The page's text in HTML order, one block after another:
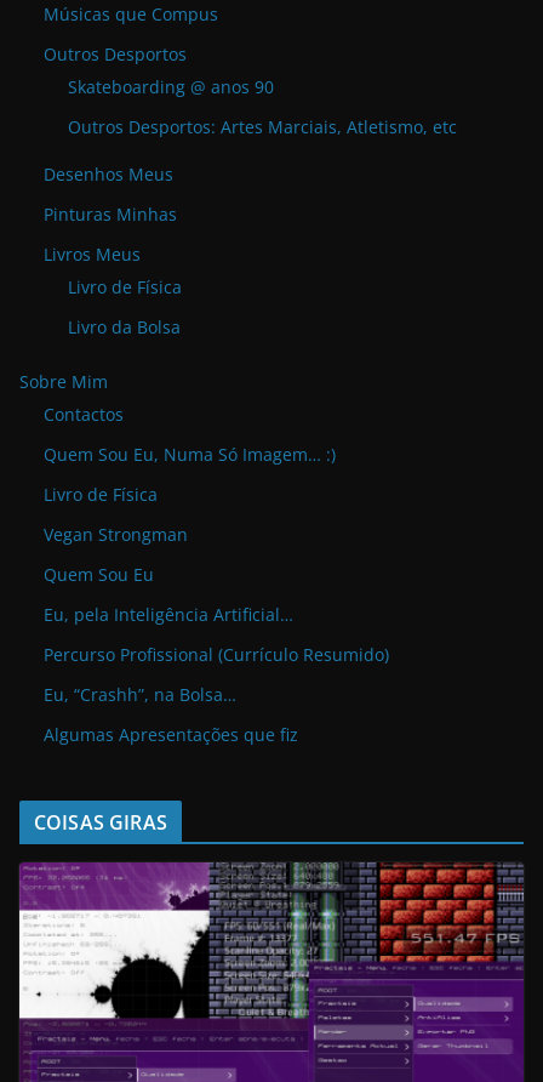
Músicas que Compus
Outros Desportos
Skateboarding @ anos 90
Outros Desportos: Artes Marciais, Atletismo, etc
Desenhos Meus
Pinturas Minhas
Livros Meus
Livro de Física
Livro da Bolsa
Sobre Mim
Contactos
Quem Sou Eu, Numa Só Imagem… :)
Livro de Física
Vegan Strongman
Quem Sou Eu
Eu, pela Inteligência Artificial…
Percurso Profissional (Currículo Resumido)
Eu, “Crashh”, na Bolsa…
Algumas Apresentações que fiz
COISAS GIRAS